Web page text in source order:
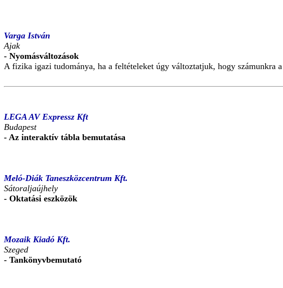
Varga István
Ajak
- Nyomásváltozások
A fizika igazi tudománya, ha a feltételeket úgy változtatjuk, hogy számunkra
LEGA AV Expressz Kft
Budapest
- Az interaktív tábla bemutatása
Meló-Diák Taneszközcentrum Kft.
Sátoraljaújhely
- Oktatási eszközök
Mozaik Kiadó Kft.
Szeged
- Tankönyvbemutató